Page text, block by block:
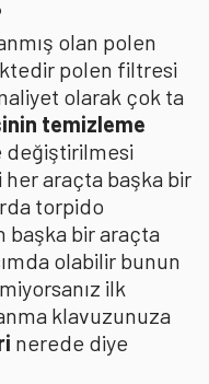
olan polen
polen filtresi
olarak çok ta
temizleme
değiştirilmesi
araçta başka bir
torpido
başka bir araçta
olabilir bunun
ilk
klavuzunuza
nerede diye